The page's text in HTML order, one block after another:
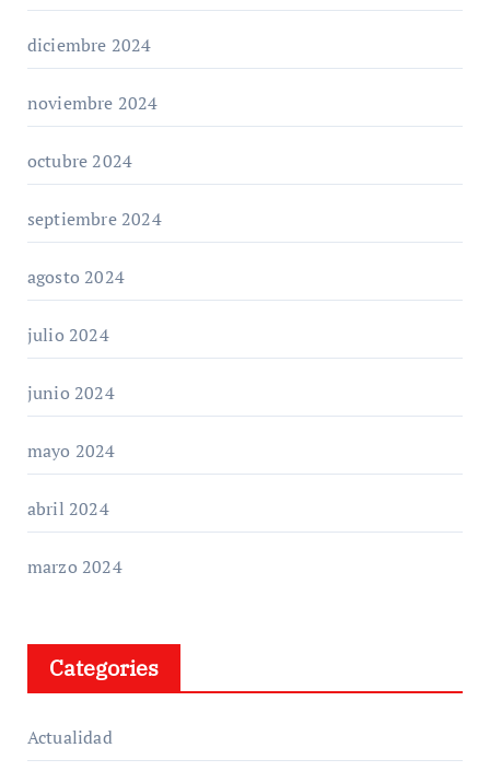
diciembre 2024
noviembre 2024
octubre 2024
septiembre 2024
agosto 2024
julio 2024
junio 2024
mayo 2024
abril 2024
marzo 2024
Categories
Actualidad